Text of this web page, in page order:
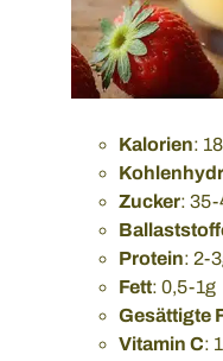
Kalorien:
Zucker:
Protein: 2-
Fett: 0,5-1g
Gesättigte
Vitamin C: